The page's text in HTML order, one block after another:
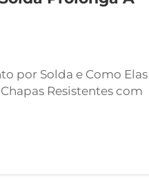
por Solda e Como Elas
Resistentes com
com
liga especial,